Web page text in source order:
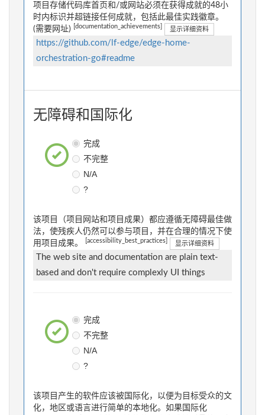
项目存储代码库首页和/或网站必须在获得成就的48小
时内标识并超链接任何成就，包括此最佳实践徽章。
(需要网址)
[documentation_achievements] 显示详细资料
https://github.com/lf-edge/edge-home-
orchestration-go#readme
无障碍和国际化
完成
不完整
N/A
?
该项目（项目网站和项目成果）都应遵循无障碍最佳做
法，使残疾人仍然可以参与项目，并在合理的情况下使
用项目成果。
[accessibility_best_practices] 显示详细资料
The web site and documentation are plain text-
based and don't require complexly UI things
完成
不完整
N/A
?
该项目产生的软件应该被国际化，以便为目标受众的文
化，地区或语言进行简单的本地化。如果国际化